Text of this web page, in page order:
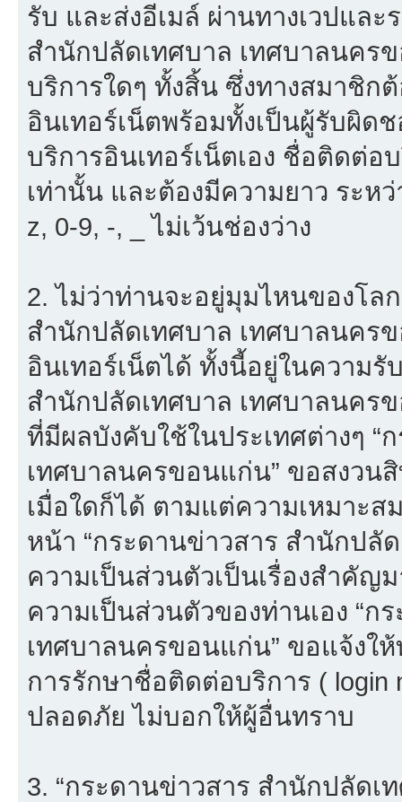
รับ และส่งอีเมล์ ผ่านทางเวปแล
สำนักปลัดเทศบาล เทศบาลนคร
บริการใดๆ ทั้งสิ้น ซึ่งทางสมาชิก
อินเทอร์เน็ตพร้อมทั้งเป็นผู้รับผิด
บริการอินเทอร์เน็ตเอง ชื่อติดต่อ
เท่านั้น และต้องมีความยาว ระห
z, 0-9, -, _ ไม่เว้นช่องว่าง
2. ไม่ว่าท่านจะอยู่มุมไหนของโล
สำนักปลัดเทศบาล เทศบาลนคร
อินเทอร์เน็ตได้ ทั้งนี้อยู่ในความ
สำนักปลัดเทศบาล เทศบาลนคร
ที่มีผลบังคับใช้ในประเทศต่างๆ
เทศบาลนครขอนแก่น” ขอสงวน
เมื่อใดก็ได้ ตามแต่ความเหมาะ
หน้า “กระดานข่าวสาร สำนักปลั
ความเป็นส่วนตัวเป็นเรื่องสำคัญ
ความเป็นส่วนตัวของท่านเอง “
เทศบาลนครขอนแก่น” ขอแจ้งใ
การรักษาชื่อติดต่อบริการ ( login
ปลอดภัย ไม่บอกให้ผู้อื่นทราบ
3. “กระดานข่าวสาร สำนักปลัด